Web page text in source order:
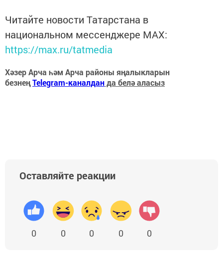
Читайте новости Татарстана в
национальном мессенджере MАХ:
https://max.ru/tatmedia
Хәзер Арча һәм Арча районы яңалыкларын
безнеңTelegram-каналданда белә аласыз
Оставляйте реакции
0 0 0 0 0